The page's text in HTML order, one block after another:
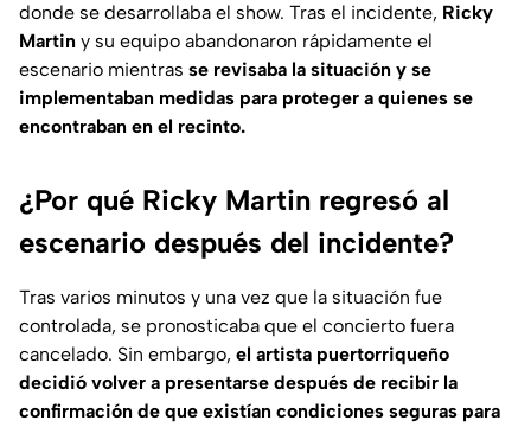
donde se desarrollaba el show. Tras el incidente, Ricky
Martin y su equipo abandonaron rápidamente el
escenario mientras se revisaba la situación y se
implementaban medidas para proteger a quienes se
encontraban en el recinto.
¿Por qué Ricky Martin regresó al
escenario después del incidente?
Tras varios minutos y una vez que la situación fue
controlada, se pronosticaba que el concierto fuera
cancelado. Sin embargo, el artista puertorriqueño
decidió volver a presentarse después de recibir la
confirmación de que existían condiciones seguras para